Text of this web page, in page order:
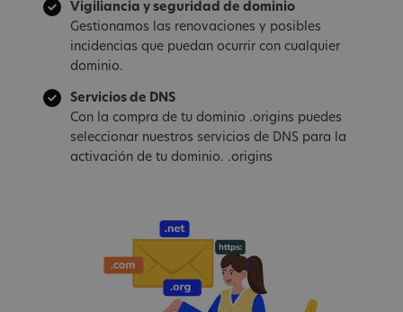
Vigiliancia y seguridad de dominio
Gestionamos las renovaciones y posibles
incidencias que puedan ocurrir con cualquier
dominio.
Servicios de DNS
Con la compra de tu dominio .origins puedes
seleccionar nuestros servicios de DNS para la
activación de tu dominio. .origins